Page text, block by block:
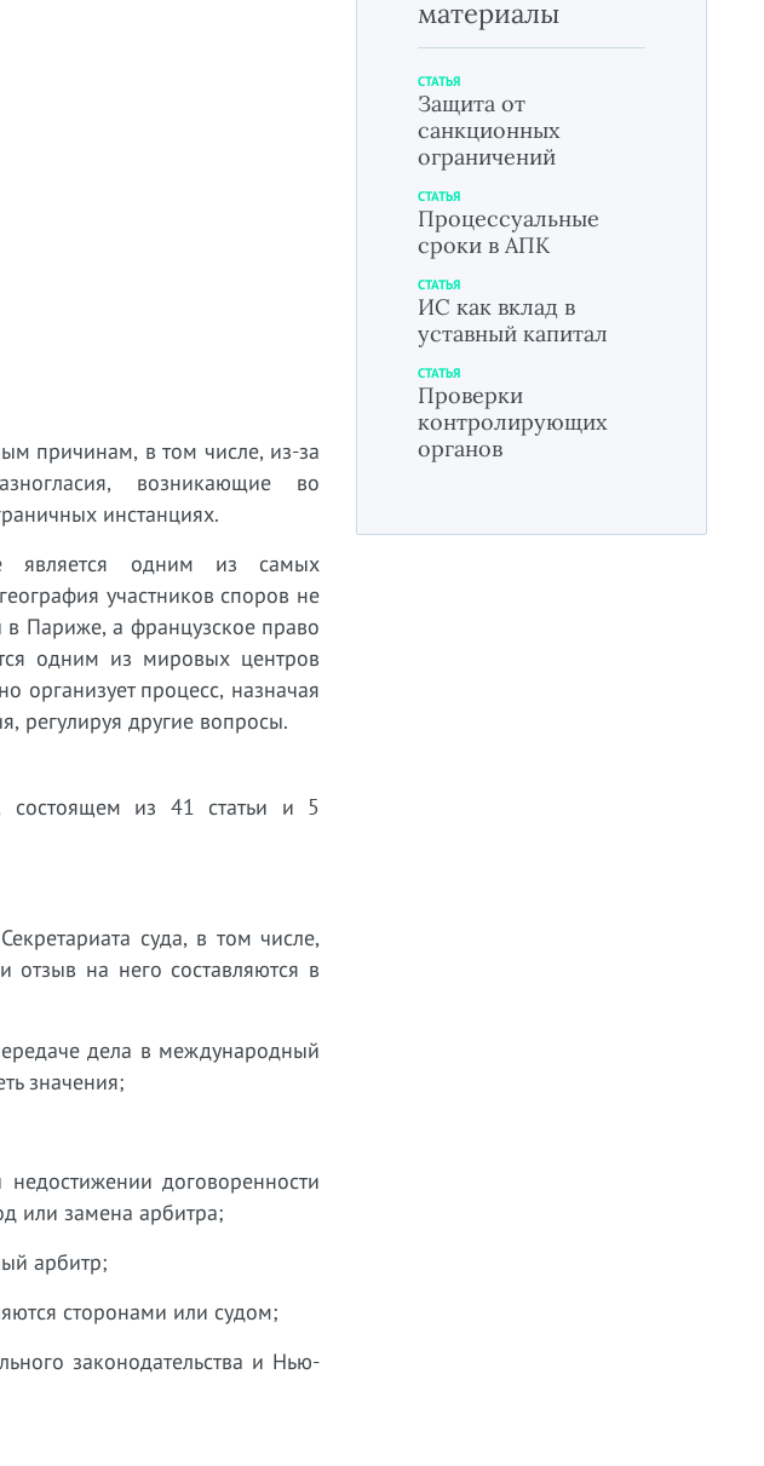
причинам, в том числе, из-за
возникающие во
инстанциях.
является одним из самых
участников споров не
в Париже, а французское право
одним из мировых центров
организует процесс, назначая
регулируя другие вопросы.
состоящем из 41 статьи и 5
суда, в том числе,
отзыв на него составляются в
дела в международный
значения;
договоренности
или замена арбитра;
арбитр;
сторонами или судом;
законодательства и Нью-
материалы
СТАТЬЯ
Защита от
санкционных
ограничений
СТАТЬЯ
Процессуальные
сроки в АПК
СТАТЬЯ
ИС как вклад в
уставный капитал
СТАТЬЯ
Проверки
контролирующих
органов